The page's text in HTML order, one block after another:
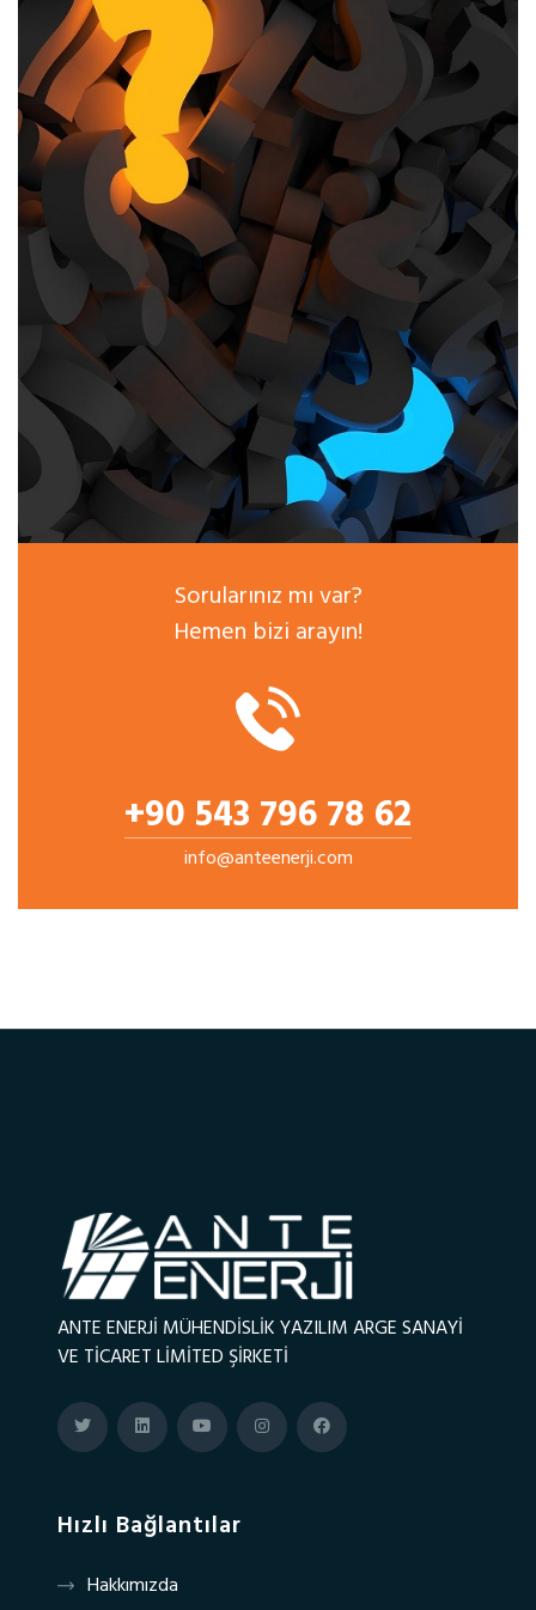
Sorularınız mı var?
Hemen bizi arayın!
+90 543 796 78 62
info@anteenerji.com
ANTE ENERJİ MÜHENDİSLİK YAZILIM ARGE SANAYİ
VE TİCARET LİMİTED ŞİRKETİ
Hızlı Bağlantılar
Hakkımızda